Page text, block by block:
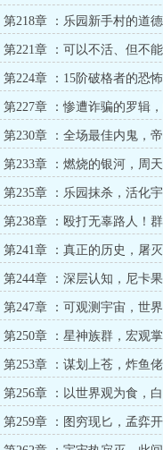
第218章 ：乐园新手村的道
第221章 ：可以不活、但不
励第224章 ：15阶破格者的恐怖
第227章 ：惨遭诈骗的罗辑
第230章 ：全场最佳内鬼，
第233章 ：燃烧的银河，周
第235章 ：乐园抹杀，活化
启第238章 ：殴打无辜路人！
第241章 ：真正的历史，屠
第244章 ：深层认知，尼卡
第247章 ：可观测宇宙，世
第250章 ：星神族群，宏观
第253章 ：谋划上苍，炸鱼
第256章 ：以世界观为食，
第259章 ：图穷现匕，孟弈